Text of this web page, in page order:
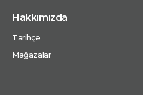
Hakkımızda
Tarihçe
Mağazalar